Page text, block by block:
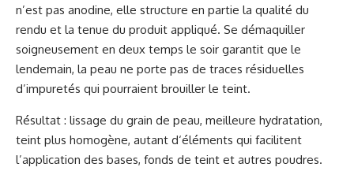
n’est pas anodine, elle structure en partie la qualité du
rendu et la tenue du produit appliqué. Se démaquiller
soigneusement en deux temps le soir garantit que le
lendemain, la peau ne porte pas de traces résiduelles
d’impuretés qui pourraient brouiller le teint.
Résultat : lissage du grain de peau, meilleure hydratation,
teint plus homogène, autant d‘éléments qui facilitent
l’application des bases, fonds de teint et autres poudres.